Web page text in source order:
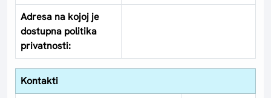
Adresa na kojoj je
dostupna politika
privatnosti:
Kontakti